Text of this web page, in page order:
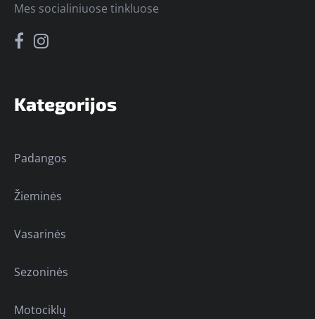
Kategorijos
Padangos
Žieminės
Vasarinės
Sezoninės
Motociklų
Mes socialiniuose tinkluose